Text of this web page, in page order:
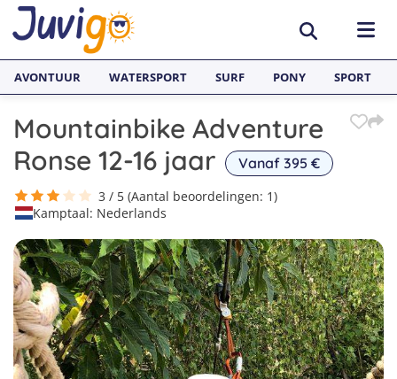
ACTIVITEITEN
Zeilkampen
Watersportkampen
Game Kampen
Hockeykampen
Voetbalkampen
Nederland
België
Spanje
Frankrijk
Engeland
TAALVAKANTIES
Taalreizen van Juvigo
Taalkampen Engels
Taalreizen Engels
Taalreizen Spaans
SURFKAMPEN
Surfkampen Nederland
Surfkampen Spanje
Surfkampen Frankrijk
JONGERENREIZEN
AVONTUUR WATERSPORT SURF PONY SPORT
Mountainbike Adventure
Ronse 12-16 jaar
Vanaf 395 €
3 / 5 (Aantal beoordelingen: 1)
Kamptaal: Nederlands